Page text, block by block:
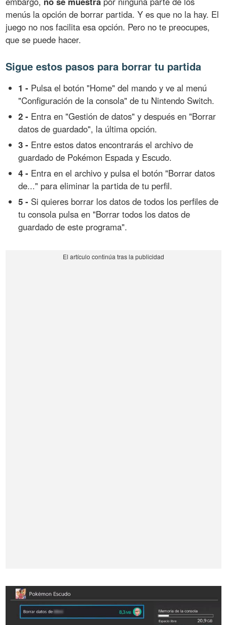
menús la opción de borrar partida. Y es que no la hay. El
juego no nos facilita esa opción. Pero no te preocupes,
que se puede hacer.
Sigue estos pasos para borrar tu partida
1 - Pulsa el botón "Home" del mando y ve al menú
"Configuración de la consola" de tu Nintendo Switch.
2 - Entra en "Gestión de datos" y después en "Borrar
datos de guardado", la última opción.
3 - Entre estos datos encontrarás el archivo de
guardado de Pokémon Espada y Escudo.
4 - Entra en el archivo y pulsa el botón "Borrar datos
de..." para eliminar la partida de tu perfil.
5 - Si quieres borrar los datos de todos los perfiles de
tu consola pulsa en "Borrar todos los datos de
guardado de este programa".